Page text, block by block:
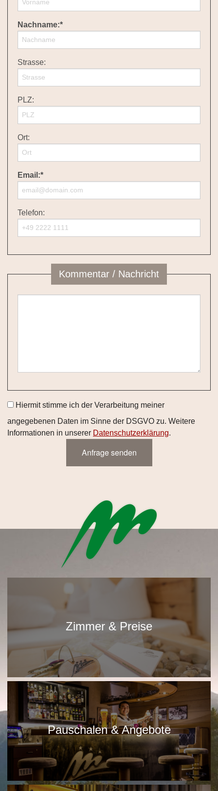
Nachname:*
Strasse:
PLZ:
Ort:
Email:*
Telefon:
Kommentar / Nachricht
Hiermit stimme ich der Verarbeitung meiner
angegebenen Daten im Sinne der DSGVO zu. Weitere
Informationen in unserer Datenschutzerklärung.
Zimmer & Preise
Pauschalen & Angebote